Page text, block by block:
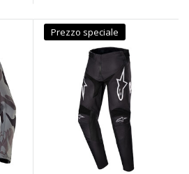
Prezzo speciale